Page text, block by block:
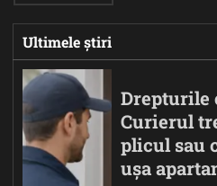
Ultimele știri
Drepturile
Curierul
plicul sau
ușa